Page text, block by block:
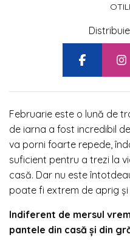
Februarie este o lună de
de iarna a fost incredibil
va porni foarte repede,
suficient pentru a trezi la
casă. Dar nu este
poate fi extrem de aprig
Indiferent de mersul
pantele din casă și din